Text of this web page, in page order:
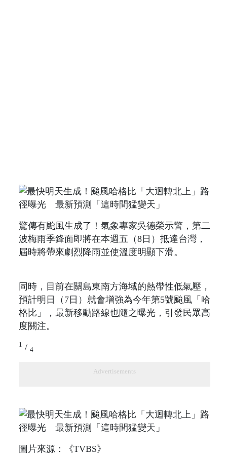
驚傳有颱風生成了！氣象專家吳德榮示警，第二
波梅雨季鋒面即將在本週五（8日）抵達台灣，
屆時將帶來劇烈降雨並使溫度明顯下滑。
同時，目前在關島東南方海域的熱帶性低氣壓，
預計明日（7日）就會增強為今年第5號颱風「哈
格比」，最新移動路線也隨之曝光，引發民眾高
度關注。
1 / 4
Advertisements
圖片來源：《TVBS》